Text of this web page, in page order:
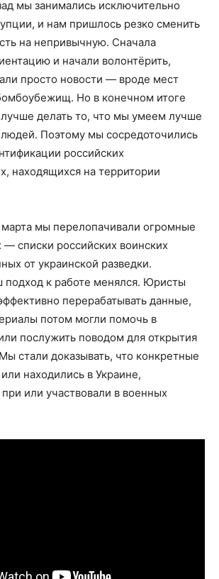
мы занимались исключительно
и нам пришлось резко сменить
на непривычную. Сначала
и начали волонтёрить,
просто новости — вроде мест
Но в конечном итоге
делать то, что мы умеем лучше
Поэтому мы сосредоточились
российских
находящихся на территории
мы перелопачивали огромные
списки российских воинских
от украинской разведки.
подход к работе менялся. Юристы
перерабатывать данные,
потом могли помочь в
послужить поводом для открытия
стали доказывать, что конкретные
находились в Украине,
или участвовали в военных